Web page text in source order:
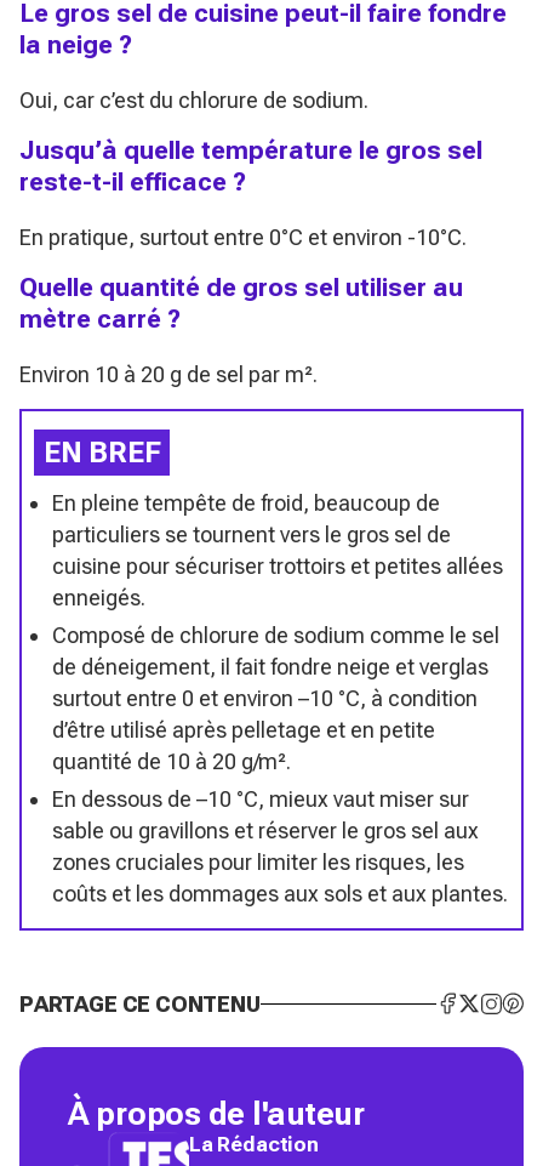
Le gros sel de cuisine peut-il faire fondre
la neige ?
Oui, car c’est du chlorure de sodium.
Jusqu’à quelle température le gros sel
reste-t-il efficace ?
En pratique, surtout entre 0°C et environ -10°C.
Quelle quantité de gros sel utiliser au
mètre carré ?
Environ 10 à 20 g de sel par m².
EN BREF
En pleine tempête de froid, beaucoup de
particuliers se tournent vers le gros sel de
cuisine pour sécuriser trottoirs et petites allées
enneigés.
Composé de chlorure de sodium comme le sel
de déneigement, il fait fondre neige et verglas
surtout entre 0 et environ –10 °C, à condition
d’être utilisé après pelletage et en petite
quantité de 10 à 20 g/m².
En dessous de –10 °C, mieux vaut miser sur
sable ou gravillons et réserver le gros sel aux
zones cruciales pour limiter les risques, les
coûts et les dommages aux sols et aux plantes.
PARTAGE CE CONTENU
À propos de l'auteur
La Rédaction